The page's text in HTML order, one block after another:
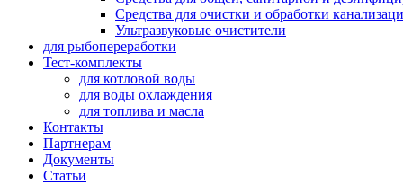
Средства для очистки и обработки
Ультразвуковые очистители
для рыбопереработки
Тест-комплекты
для котловой воды
для воды охлаждения
для топлива и масла
Контакты
Партнерам
Документы
Статьи